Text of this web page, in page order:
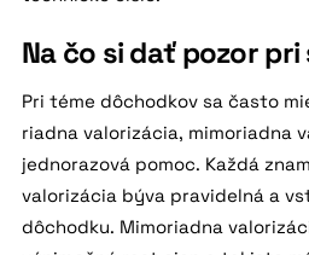
Na čo si dať pozor
Pri téme dôchodkov sa často
riadna valorizácia, mimoriadna
jednorazová pomoc. Každá
valorizácia býva pravidelná a
dôchodku. Mimoriadna